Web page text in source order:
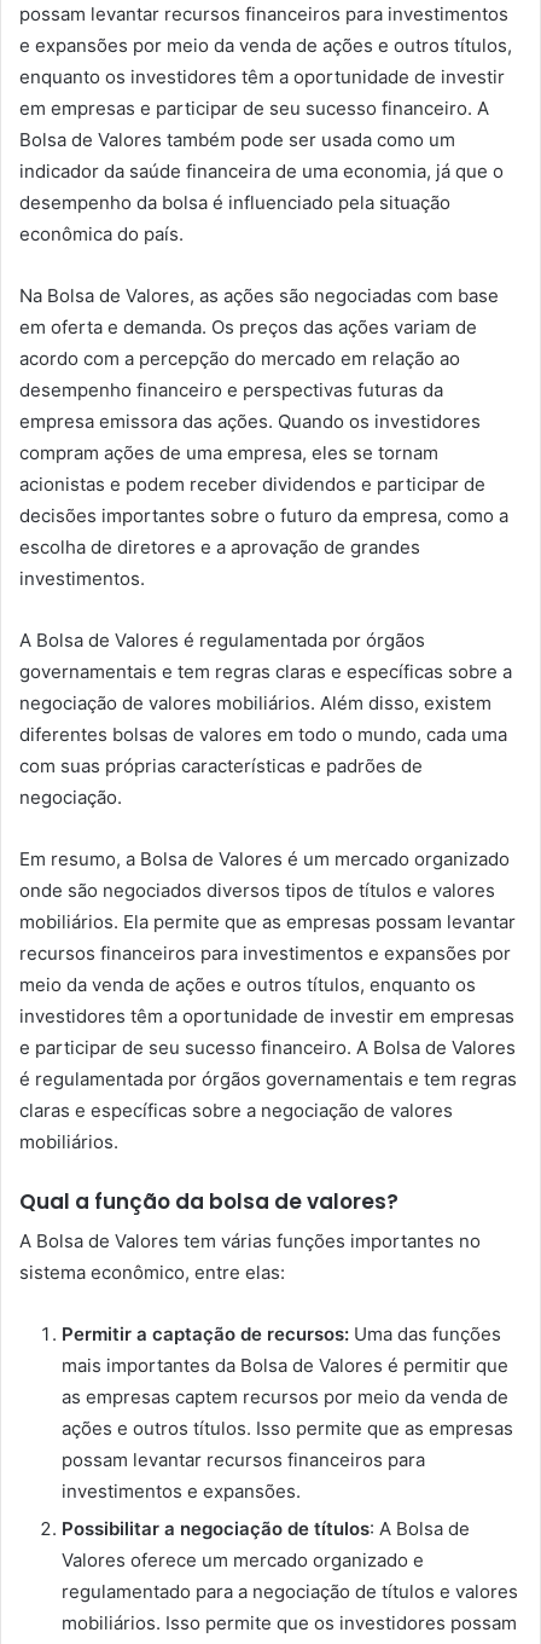
possam levantar recursos financeiros para investimentos
e expansões por meio da venda de ações e outros títulos,
enquanto os investidores têm a oportunidade de investir
em empresas e participar de seu sucesso financeiro. A
Bolsa de Valores também pode ser usada como um
indicador da saúde financeira de uma economia, já que o
desempenho da bolsa é influenciado pela situação
econômica do país.
Na Bolsa de Valores, as ações são negociadas com base
em oferta e demanda. Os preços das ações variam de
acordo com a percepção do mercado em relação ao
desempenho financeiro e perspectivas futuras da
empresa emissora das ações. Quando os investidores
compram ações de uma empresa, eles se tornam
acionistas e podem receber dividendos e participar de
decisões importantes sobre o futuro da empresa, como a
escolha de diretores e a aprovação de grandes
investimentos.
A Bolsa de Valores é regulamentada por órgãos
governamentais e tem regras claras e específicas sobre a
negociação de valores mobiliários. Além disso, existem
diferentes bolsas de valores em todo o mundo, cada uma
com suas próprias características e padrões de
negociação.
Em resumo, a Bolsa de Valores é um mercado organizado
onde são negociados diversos tipos de títulos e valores
mobiliários. Ela permite que as empresas possam levantar
recursos financeiros para investimentos e expansões por
meio da venda de ações e outros títulos, enquanto os
investidores têm a oportunidade de investir em empresas
e participar de seu sucesso financeiro. A Bolsa de Valores
é regulamentada por órgãos governamentais e tem regras
claras e específicas sobre a negociação de valores
mobiliários.
Qual a função da bolsa de valores?
A Bolsa de Valores tem várias funções importantes no
sistema econômico, entre elas:
Permitir a captação de recursos: Uma das funções
mais importantes da Bolsa de Valores é permitir que
as empresas captem recursos por meio da venda de
ações e outros títulos. Isso permite que as empresas
possam levantar recursos financeiros para
investimentos e expansões.
Possibilitar a negociação de títulos: A Bolsa de
Valores oferece um mercado organizado e
regulamentado para a negociação de títulos e valores
mobiliários. Isso permite que os investidores possam